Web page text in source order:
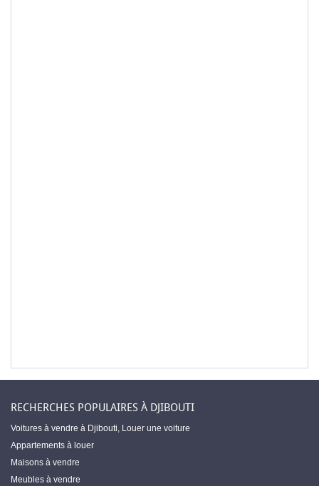
RECHERCHES POPULAIRES À DJIBOUTI
Voitures à vendre à Djibouti, Louer une voiture
Appartements à louer
Maisons à vendre
Meubles à vendre